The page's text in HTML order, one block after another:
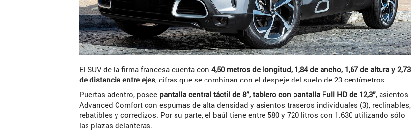
El SUV de la firma francesa cuenta con4,50 metros de longitud, 1,84 de ancho, 1,67 de altura y 2,73
de distancia entre ejes, cifras que se combinan con el despeje del suelo de 23 centímetros.
Puertas adentro, posee pantalla central táctil de 8”, tablero con pantalla Full HD de 12,3”, asientos
Advanced Comfort con espumas de alta densidad y asientos traseros individuales (3), reclinables,
rebatibles y corredizos. Por su parte, el baúl tiene entre 580 y 720 litros con 1.630 utilizando sólo
las plazas delanteras.